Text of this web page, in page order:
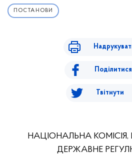
ПОСТАНОВИ
Поділитися
Твітнути
НАЦІОНАЛЬНА
ДЕРЖАВНЕ